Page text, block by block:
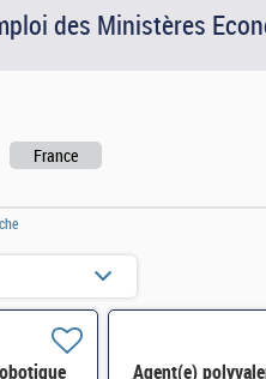
des Ministères
France
Agent(e)